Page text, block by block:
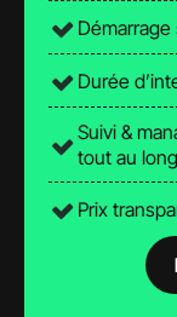
Durée
Suivi &
tout au
Prix